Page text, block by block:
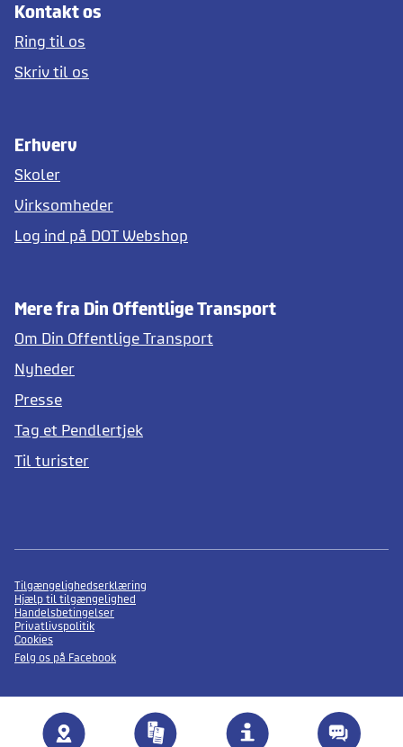
Kontakt os
Ring til os
Skriv til os
Erhverv
Skoler
Virksomheder
Log ind på DOT Webshop
Mere fra Din Offentlige Transport
Om Din Offentlige Transport
Nyheder
Presse
Tag et Pendlertjek
Til turister
Tilgængelighedserklæring
Hjælp til tilgængelighed
Handelsbetingelser
Privatlivspolitik
Cookies
Følg os på Facebook